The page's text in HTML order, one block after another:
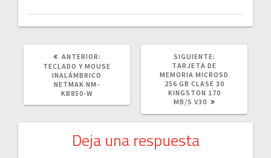
ANTERIOR:
ANTERIOR:
TECLADO Y MOUSE
INALÁMBRICO
NETMAK NM-
KB850-W
SIGUIENTE:
POST:
TARJETA DE
MEMORIA MICROSD
256 GB CLASE 30
KINGSTON 170
MB/S V30
Deja una respuesta